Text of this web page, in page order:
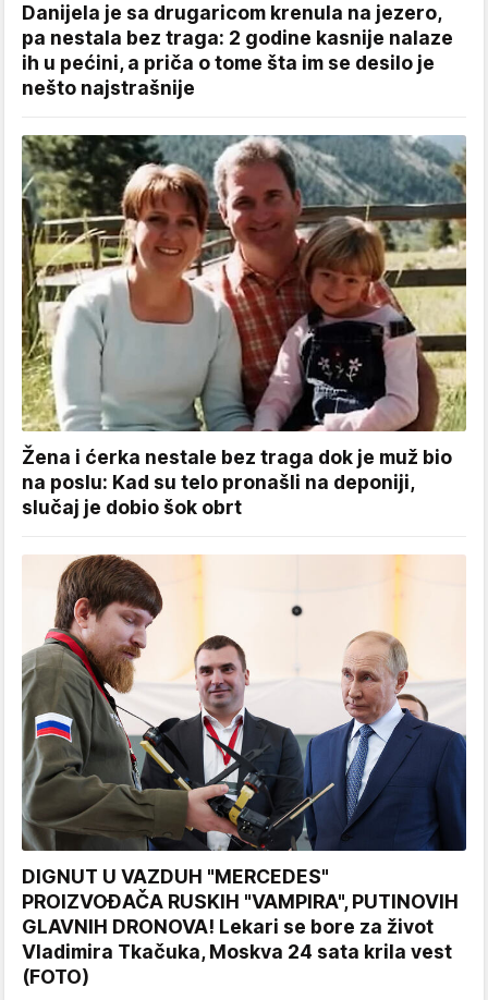
Danijela je sa drugaricom krenula na jezero,
pa nestala bez traga: 2 godine kasnije nalaze
ih u pećini, a priča o tome šta im se desilo je
nešto najstrašnije
Žena i ćerka nestale bez traga dok je muž bio
na poslu: Kad su telo pronašli na deponiji,
slučaj je dobio šok obrt
DIGNUT U VAZDUH "MERCEDES"
PROIZVOĐAČA RUSKIH "VAMPIRA", PUTINOVIH
GLAVNIH DRONOVA! Lekari se bore za život
Vladimira Tkačuka, Moskva 24 sata krila vest
(FOTO)